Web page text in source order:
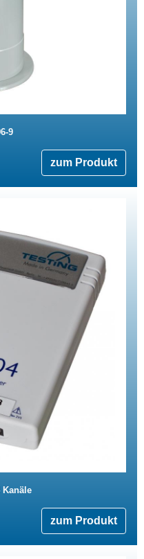
9
zum Produkt
Kanäle
zum Produkt